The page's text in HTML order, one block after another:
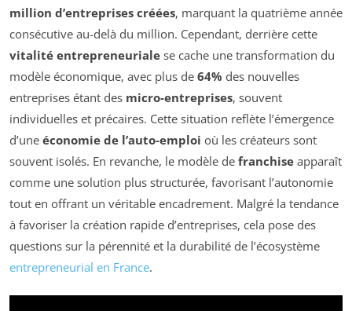
million d’entreprises créées, marquant la quatrième année
consécutive au-delà du million. Cependant, derrière cette
vitalité entrepreneuriale se cache une transformation du
modèle économique, avec plus de 64% des nouvelles
entreprises étant des micro-entreprises, souvent
individuelles et précaires. Cette situation reflète l’émergence
d’une économie de l’auto-emploi où les créateurs sont
souvent isolés. En revanche, le modèle de franchise apparaît
comme une solution plus structurée, favorisant l’autonomie
tout en offrant un véritable encadrement. Malgré la tendance
à favoriser la création rapide d’entreprises, cela pose des
questions sur la pérennité et la durabilité de l’écosystème
entrepreneurial en France.